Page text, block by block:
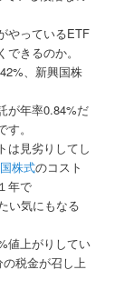
やっているETF
きるのか。
、新興国株
が年率0.84%だ
。
は見劣りしてし
株式のコスト
年で
い気にもなる
値上がりしてい
税金が召し上